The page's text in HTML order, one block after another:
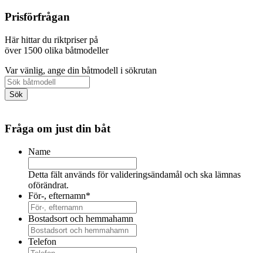
Prisförfrågan
Här hittar du riktpriser på
över 1500 olika båtmodeller
Var vänlig, ange din båtmodell i sökrutan
Fråga om just din båt
Name
Detta fält används för valideringsändamål och ska lämnas
oförändrat.
För-, efternamn*
Bostadsort och hemmahamn
Telefon